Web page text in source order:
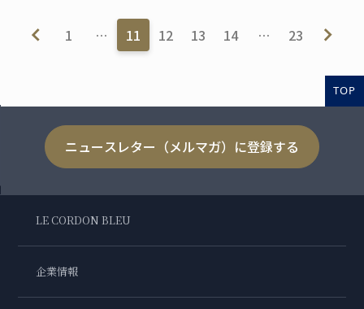
1 … 11 12 13 14 … 23
TOP
ニュースレター（メルマガ）に登録する
LE CORDON BLEU
企業情報